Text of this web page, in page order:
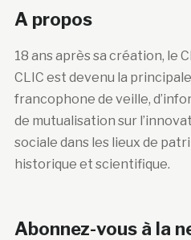
A propos
18 ans après sa création, le
CLIC est devenu la
francophone de veille,
de mutualisation sur
sociale dans les lieux de
historique et scientifique.
Abonnez-vous à la